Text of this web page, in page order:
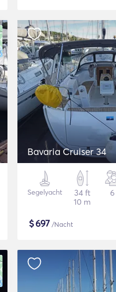
Bavaria Cruiser 34
Segelyacht
34 ft
10 m
6
$697 /Nacht